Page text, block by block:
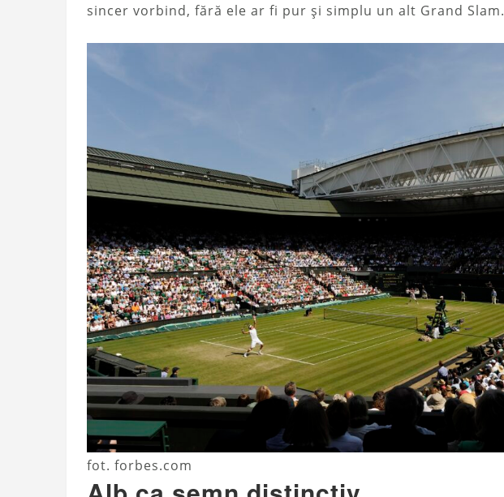
sincer vorbind, fără ele ar fi pur și simplu un alt Grand Slam.
fot. forbes.com